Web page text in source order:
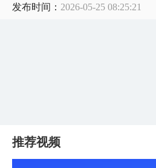
发布时间： 2026-05-25 08:25:21
推荐视频